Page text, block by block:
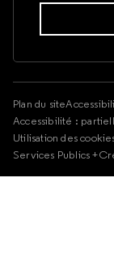
Plan du site
Accessibilité :
Utilisation des
Services Publics +